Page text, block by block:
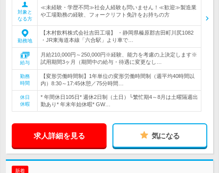
対象と
なる方
≪未経験・学歴不問≫社会人経験も問いません！≪歓迎≫製造業
や工場勤務の経験、フォークリフト免許をお持ちの方
勤務地
【木村飲料株式会社吉田工場】 ・静岡県榛原郡吉田町川尻1082
・JR東海道本線「六合駅」より車で…
給与
月給210,000円～250,000円※経験、能力を考慮の上決定します※
試用期間3ヶ月（期間中の給与・待遇に変更なし…
勤務
時間
【変形労働時間制】1年単位の変形労働時間制（週平均40時間以
内）8:30～17:45休憩／75分時間…
休日
休暇
* 年間休日105日* 週休2日制（土日）└繁忙期4～8月は土曜隔週出
勤あり* 年末年始休暇* GW…
求人詳細を見る 気になる
新着